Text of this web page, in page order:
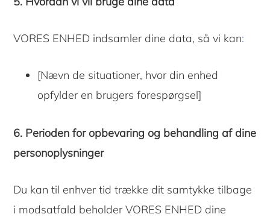
VORES ENHED indsamler dine data, så vi kan:
[Nævn de situationer, hvor din enhed
opfylder en brugers forespørgsel]
6. Perioden for opbevaring og behandling af dine
personoplysninger
Du kan til enhver tid trække dit samtykke tilbage
i modsatfald beholder VORES ENHED dine